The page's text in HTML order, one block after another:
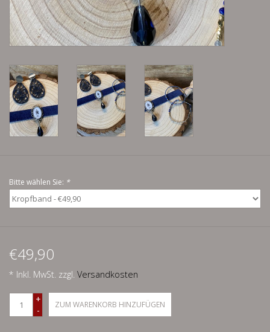
individuell gravierbarer
Schmuck
Schmuck aus goldenem Gras
Men
Ledertasche Herzform
Bitte wählen Sie: *
€49,90
* Inkl. MwSt. zzgl. Versandkosten
+
-
ZUM WARENKORB HINZUFÜGEN